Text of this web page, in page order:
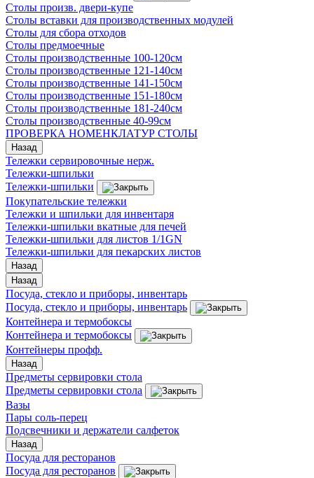
Столы произв. двери-купе
Столы вставки для производственных модулей
Столы для сбора отходов
Столы предмоечные
Столы производственные 100-120см
Столы производственные 121-140см
Столы производственные 141-150см
Столы производственные 151-180см
Столы производственные 181-240см
Столы производственные 40-99см
ПРОВЕРКА НОМЕНКЛАТУР СТОЛЫ
Назад
Тележки сервировочные нерж.
Тележки-шпильки
Тележки-шпильки
Покупательские тележки
Тележки и шпильки для инвентаря
Тележки-шпильки вкатные для печей
Тележки-шпильки для листов 1/1GN
Тележки-шпильки для пекарских листов
Назад
Назад
Посуда, стекло и приборы, инвентарь
Посуда, стекло и приборы, инвентарь
Контейнера и термобоксы
Контейнера и термобоксы
Контейнеры профф.
Назад
Предметы сервировки стола
Предметы сервировки стола
Вазы
Пары соль-перец
Подсвечники и держатели салфеток
Назад
Посуда для ресторанов
Посуда для ресторанов